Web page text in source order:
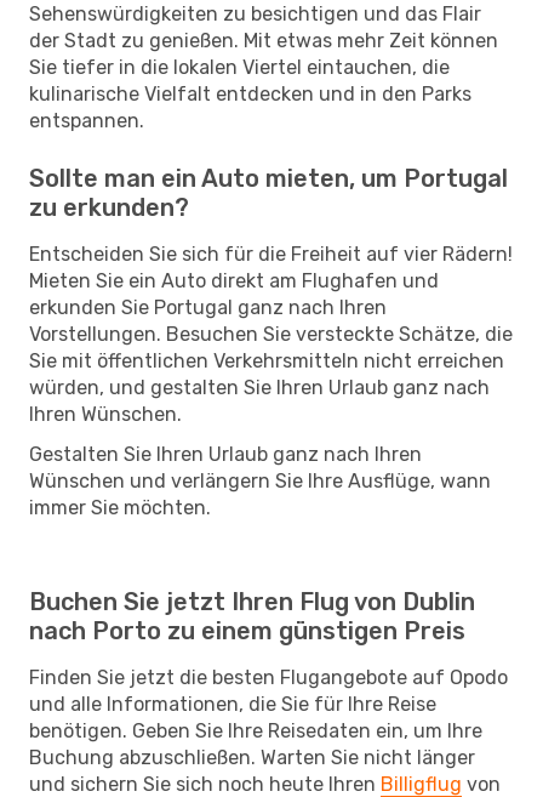
Sehenswürdigkeiten zu besichtigen und das Flair
der Stadt zu genießen. Mit etwas mehr Zeit können
Sie tiefer in die lokalen Viertel eintauchen, die
kulinarische Vielfalt entdecken und in den Parks
entspannen.
Sollte man ein Auto mieten, um Portugal
zu erkunden?
Entscheiden Sie sich für die Freiheit auf vier Rädern!
Mieten Sie ein Auto direkt am Flughafen und
erkunden Sie Portugal ganz nach Ihren
Vorstellungen. Besuchen Sie versteckte Schätze, die
Sie mit öffentlichen Verkehrsmitteln nicht erreichen
würden, und gestalten Sie Ihren Urlaub ganz nach
Ihren Wünschen.
Gestalten Sie Ihren Urlaub ganz nach Ihren
Wünschen und verlängern Sie Ihre Ausflüge, wann
immer Sie möchten.
Buchen Sie jetzt Ihren Flug von Dublin
nach Porto zu einem günstigen Preis
Finden Sie jetzt die besten Flugangebote auf Opodo
und alle Informationen, die Sie für Ihre Reise
benötigen. Geben Sie Ihre Reisedaten ein, um Ihre
Buchung abzuschließen. Warten Sie nicht länger
und sichern Sie sich noch heute Ihren Billigflug von